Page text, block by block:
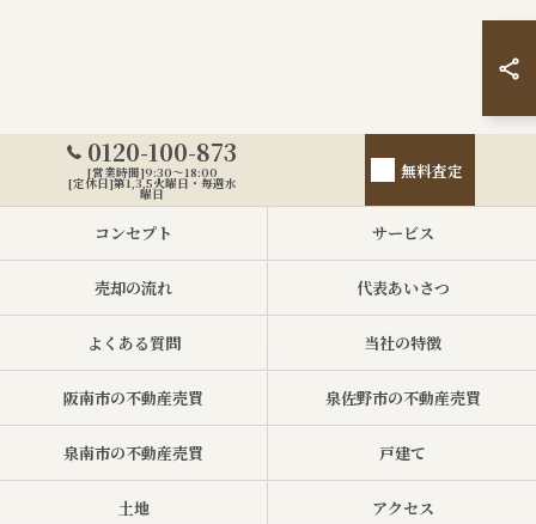
0120-100-873
[営業時間]9:30～18:00
[定休日]第1,3,5火曜日・毎週水
曜日
無料査定
コンセプト サービス
売却の流れ 代表あいさつ
よくある質問 当社の特徴
阪南市の不動産売買 泉佐野市の不動産売買
泉南市の不動産売買 戸建て
土地 アクセス